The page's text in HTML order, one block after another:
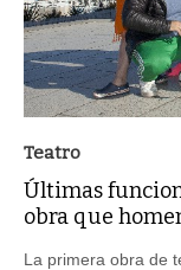
Teatro
Últimas
obra que
La primera obra de